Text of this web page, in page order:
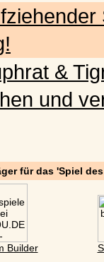
&
und
für das 'Spiel
Builder